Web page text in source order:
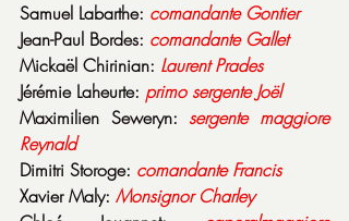
Samuel Labarthe: comandante Gontier
Jean-Paul Bordes: comandante Gallet
Mickaël Chirinian: Laurent Prades
Jérémie Laheurte: primo sergente Joël
Maximilien Seweryn: sergente maggiore
Reynald
Dimitri Storoge: comandante Francis
Xavier Maly: Monsignor Charley